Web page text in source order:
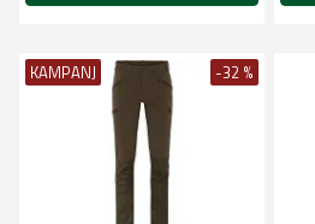
KAMPANJ -32 %